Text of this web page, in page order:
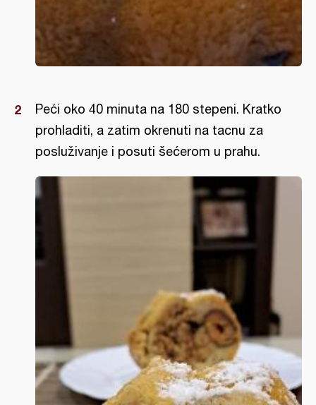
Peći oko 40 minuta na 180 stepeni. Kratko
prohladiti, a zatim okrenuti na tacnu za
posluživanje i posuti šećerom u prahu.